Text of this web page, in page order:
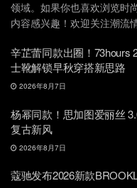
领域。如果你也喜欢浏览时
内容感兴趣！欢迎关注潮流
辛芷蕾同款出圈！73hours
士靴解锁早秋穿搭新思路
2026年8月7日
杨幂同款！思加图爱丽丝
复古新风
2026年8月7日
蔻驰发布2026新款